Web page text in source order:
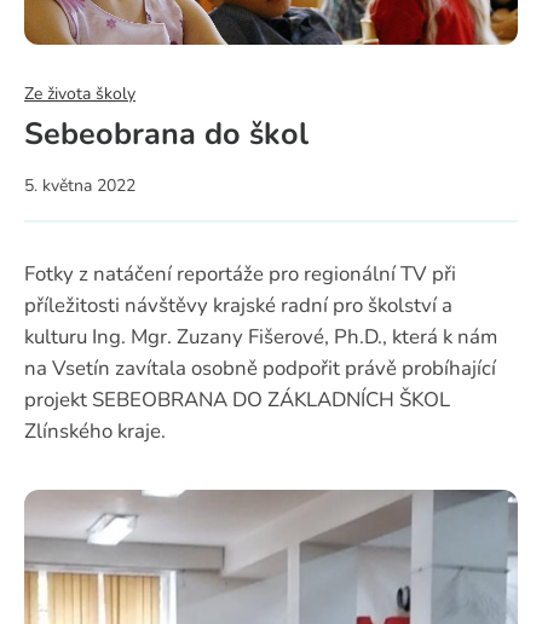
Ze života školy
Sebeobrana do škol
5. května 2022
Fotky z natáčení reportáže pro regionální TV při
příležitosti návštěvy krajské radní pro školství a
kulturu Ing. Mgr. Zuzany Fišerové, Ph.D., která k nám
na Vsetín zavítala osobně podpořit právě probíhající
projekt SEBEOBRANA DO ZÁKLADNÍCH ŠKOL
Zlínského kraje.